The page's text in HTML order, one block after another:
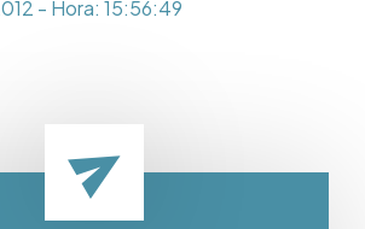
- Hora: 15:56:49